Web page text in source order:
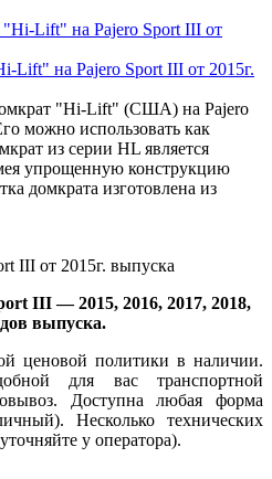
Lift" на Pajero Sport III от 2015г.
"Hi-Lift" (США) на Pajero
можно использовать как
из серии HL является
упрощенную конструкцию
домкрата изготовлена из
III — 2015, 2016, 2017, 2018,
выпуска.
ценовой политики в наличии.
для вас транспортной
Доступна любая форма
Несколько технических
у оператора).